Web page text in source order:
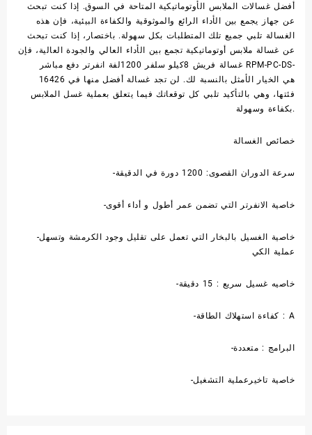
أفضل غسالات الملابس الأوتوماتيكية المتاحة في السوق. إذا كنت تبحث
عن جهاز يجمع بين الأداء الرائع والموثوقية والكفاءة البيئية، فإن هذه
الغسالة تلبي جميع تلك المتطلبات بكل سهولة. باختصار، إذا كنت تبحث
عن غسالة ملابس أوتوماتيكية تجمع بين الأداء العالي والجودة العالية، فإن
غسالة فريش 8كيلو سلفر 1200لفة انفرتر دفع مباشر RPM-PC-DS-
16426 هي الخيار الأمثل بالنسبة لك. لن تجد غسالة أفضل منها في
فئتها، وهي بالتأكيد تلبي كل توقعاتك فيما يتعلق بعملية غسل الملابس
بكفاءة وسهولة.
خصائص الغسالة
-سرعة الدوران القصوى: 1200 دورة في الدقيقة
-خاصية الانفرتر التي تضمن عمر أطول و أداء أقوى
-خاصية الغسيل بالبخار التي تعمل على تقليل وجود الكرمشة وتسهل
عملية الكي
-خاصيه غسيل سريع : 15 دقيقة
-كفاءة استهلاك الطاقة : A
-البرامج : متعددة
-خاصية تاخيرعملية التشغيل